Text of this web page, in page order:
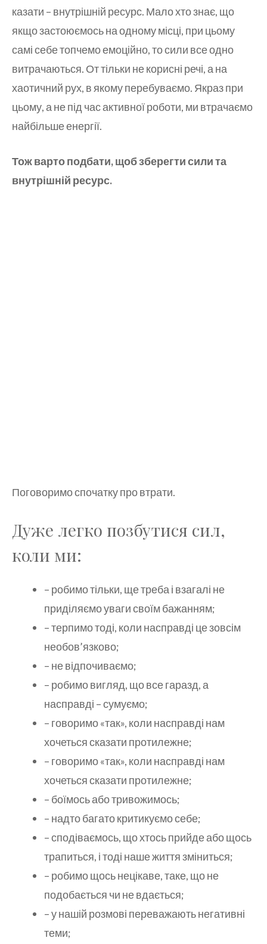
казати – внутрішній ресурс. Мало хто знає, що
якщо застоюємось на одному місці, при цьому
самі себе топчемо емоційно, то сили все одно
витрачаються. От тільки не корисні речі, а на
хаотичний рух, в якому перебуваємо. Якраз при
цьому, а не під час активної роботи, ми втрачаємо
найбільше енергії.
Тож варто подбати, щоб зберегти сили та
внутрішній ресурс.
Поговоримо спочатку про втрати.
Дуже легко позбутися сил,
коли ми:
– робимо тільки, ще треба і взагалі не
приділяємо уваги своїм бажанням;
– терпимо тоді, коли насправді це зовсім
необов’язково;
– не відпочиваємо;
– робимо вигляд, що все гаразд, а
насправді – сумуємо;
– говоримо «так», коли насправді нам
хочеться сказати протилежне;
– говоримо «так», коли насправді нам
хочеться сказати протилежне;
– боїмось або тривожимось;
– надто багато критикуємо себе;
– сподіваємось, що хтось прийде або щось
трапиться, і тоді наше життя зміниться;
– робимо щось нецікаве, таке, що не
подобається чи не вдається;
– у нашій розмові переважають негативні
теми;